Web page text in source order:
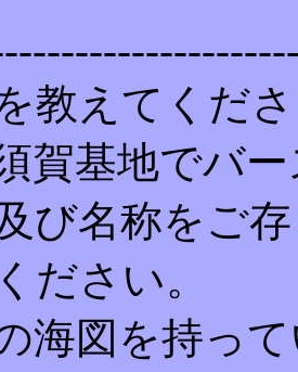
教えてくだ
賀基地でバ
び名称をご
ださい。
海図を持っ